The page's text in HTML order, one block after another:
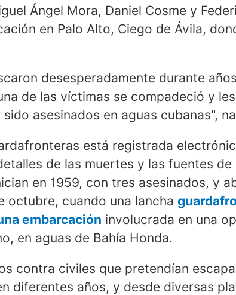
Ángel Mora, Daniel Cosme y
en Palo Alto, Ciego de Ávila,
desesperadamente durante
de las víctimas se compadeció y
asesinados en aguas cubanas",
está registrada
de las muertes y las fuentes
en 1959, con tres asesinados, y
octubre, cuando una lancha
embarcación involucrada en una
en aguas de Bahía Honda.
contra civiles que pretendían
diferentes años, y desde diversas